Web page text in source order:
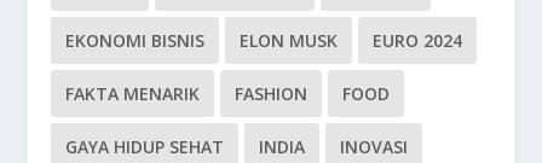
EKONOMI BISNIS ELON MUSK EURO 2024
FAKTA MENARIK FASHION FOOD
GAYA HIDUP SEHAT INDIA INOVASI